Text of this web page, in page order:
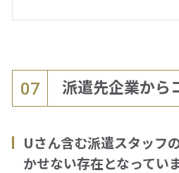
07 派遣先企業から
Uさん含む派遣スタッフ
かせない存在となってい